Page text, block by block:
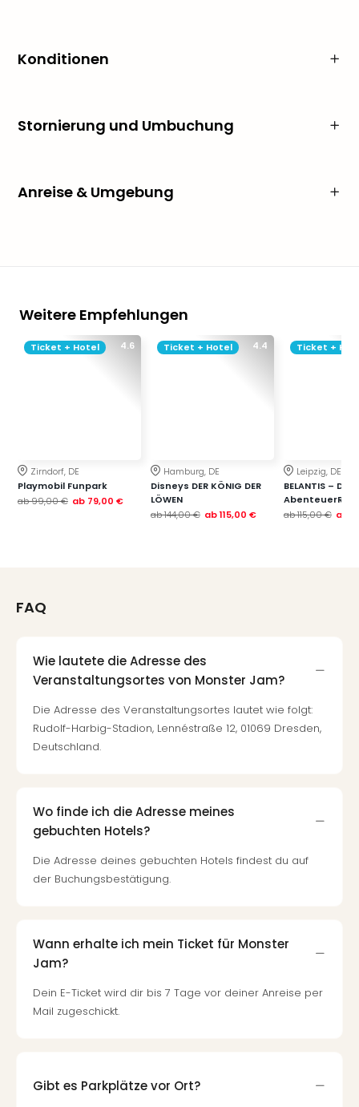
Konditionen
Stornierung und Umbuchung
Anreise & Umgebung
Weitere Empfehlungen
4.6
Ticket + Hotel
Zirndorf, DE
Playmobil Funpark
ab99,00 € ab 79,00 €
4.4
Ticket + Hotel
Hamburg, DE
Disneys DER KÖNIG DER
LÖWEN
ab144,00 € ab115,00 €
Ticket +
Leipzig, DE
BELANTIS – Das
ab115,00 € ab
FAQ
Wie lautete die Adresse des
Veranstaltungsortes von Monster Jam?
Die Adresse des Veranstaltungsortes lautet wie folgt:
Rudolf-Harbig-Stadion, Lennéstraße 12, 01069 Dresden,
Deutschland.
Wo finde ich die Adresse meines
gebuchten Hotels?
Die Adresse deines gebuchten Hotels findest du auf
der Buchungsbestätigung.
Wann erhalte ich mein Ticket für Monster
Jam?
Dein E-Ticket wird dir bis 7 Tage vor deiner Anreise per
Mail zugeschickt.
Gibt es Parkplätze vor Ort?